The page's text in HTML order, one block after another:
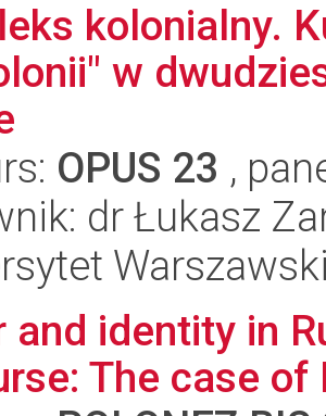
kolonialny.
w
OPUS 23 ,
dr Łukasz
and identity in
The case of